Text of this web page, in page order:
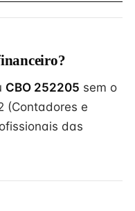
CBO 252205 sem o
(Contadores e
das